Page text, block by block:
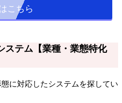
こちら
ステム【業種・業態特化
に対応したシステムを探してい